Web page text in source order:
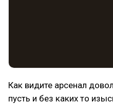
Как видите арсенал
пусть и без каких то